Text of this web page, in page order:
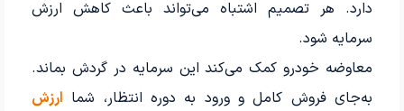
دارد. هر تصمیم اشتباه می‌تواند باعث کاهش ارزش
سرمایه شود.
معاوضه خودرو کمک می‌کند این سرمایه در گردش بماند.
به‌جای فروش کامل و ورود به دوره انتظار، شما ارزش